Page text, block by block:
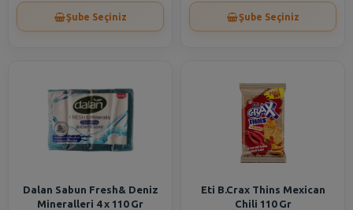
Şube Seçiniz Şube Seçiniz
Dalan Sabun Fresh& Deniz
Mineralleri 4 x 110 Gr
Eti B.Crax Thins Mexican
Chili 110 Gr